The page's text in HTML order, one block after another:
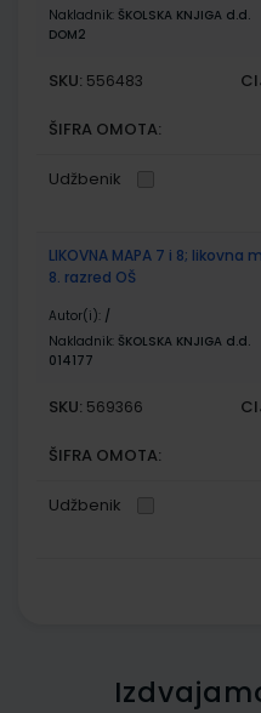
Nakladnik: ŠKOLSKA KNJIGA d.d.
DOM2
SKU: 556483
ŠIFRA OMOTA:
Udžbenik
LIKOVNA MAPA 7 i 8;
8. razred OŠ
Autor(i): /
Nakladnik: ŠKOLSKA KNJIGA d.d.
014177
SKU: 569366
ŠIFRA OMOTA:
Udžbenik